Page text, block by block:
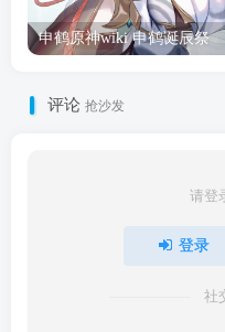
申鹤原神wiki 申鹤诞辰祭
评论 抢沙发
请登
登录
社